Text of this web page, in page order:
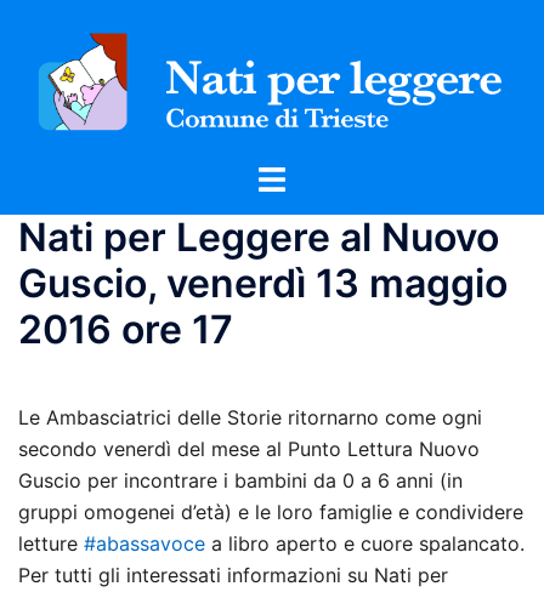
contenuto
Mostra/Nascondi
Nati per Leggere al Nuovo
Guscio, venerdì 13 maggio
2016 ore 17
Le Ambasciatrici delle Storie ritornarno come ogni
secondo venerdì del mese al Punto Lettura Nuovo
Guscio per incontrare i bambini da 0 a 6 anni (in
gruppi omogenei d’età) e le loro famiglie e condividere
letture #abassavoce a libro aperto e cuore spalancato.
Per tutti gli interessati informazioni su Nati per